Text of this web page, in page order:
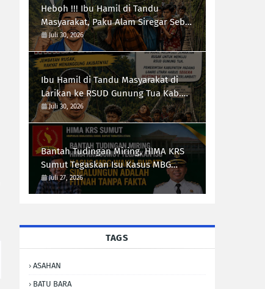
Heboh !!! Ibu Hamil di Tandu
Masyarakat, Paku Alam Siregar Sebut
Infrastruktur Kab.Paluta "Parah"
Juli 30, 2026
Ibu Hamil di Tandu Masyarakat di
Larikan ke RSUD Gunung Tua Kab.
Paluta, Infrastruktur Jalan Jadi
Sorotan Ketua Forum-RI Bersatu
Sumut Syarif Kumala Siregar
Juli 30, 2026
Bantah Tudingan Miring, HIMA KRS
Sumut Tegaskan Isu Kasus MBG
Wakil Bupati Simalungun Adalah
Fitnah Tanpa Fakta
Juli 27, 2026
TAGS
ASAHAN
BATU BARA